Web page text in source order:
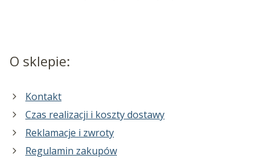
O sklepie:
Kontakt
Czas realizacji i koszty dostawy
Reklamacje i zwroty
Regulamin zakupów